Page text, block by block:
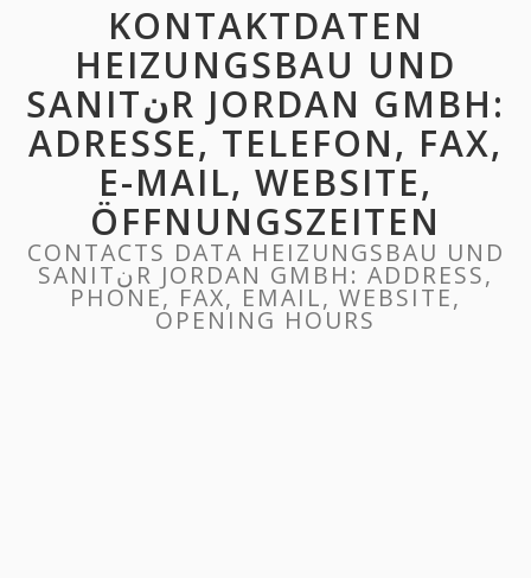
KONTAKTDATEN
HEIZUNGSBAU UND
SANITنR JORDAN GMBH:
ADRESSE, TELEFON, FAX,
E-MAIL, WEBSITE,
ÖFFNUNGSZEITEN
CONTACTS DATA HEIZUNGSBAU UND
SANITنR JORDAN GMBH: ADDRESS,
PHONE, FAX, EMAIL, WEBSITE,
OPENING HOURS